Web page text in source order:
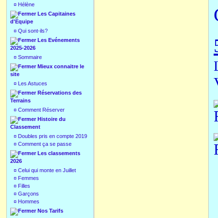
¤ Hélène
Les Capitaines
d'Equipe
¤ Qui sont-ils?
Les Evénements
2025-2026
¤ Sommaire
Mieux connaitre le
site
¤ Les Astuces
Réservations des
Terrains
¤ Comment Réserver
Histoire du
Classement
¤ Doubles pris en compte 2019
¤ Comment ça se passe
Les classements
2026
¤ Celui qui monte en Juillet
¤ Femmes
¤ Filles
¤ Garçons
¤ Hommes
Nos Tarifs